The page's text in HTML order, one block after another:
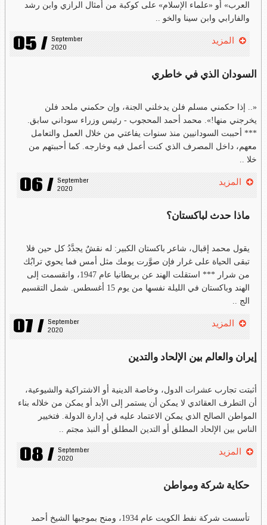
العرب» أو «علماء الإسلام» على كوكبة من أمثال الرازي وابن رشد
والفارابي وابن سينا والخو ..
05 / September
2020
المزيد
السودان الذي في خاطري
«.. إذا حكمني مسلم فلن يدخلني الجنة، وإن حكمني ملحد فلن
يخرجني منها!». محمد أحمد المحجوب - رئيس وزراء سوداني سابق.
*** أحببت السودانيين منذ سنوات يفاعتي من خلال العمل والتعامل
معهم، داخل المصرف الذي كنت أعمل فيه وخارجه. كما أحببتهم من
خلا ..
06 / September
2020
المزيد
ماذا حدث لباكستان؟
يقول محمد إقبال، شاعر باكستان الكبير: له نقشٌ يجدَّدُ كل حين فلا
تبقى الحياة على غرار فإن صوَّرت يومك مثل أمس فما يحوي ترابُك
من شرار *** استقلت الهند عن بريطانيا عام 1947، وانقسمت إلى
الهند وباكستان في الليلة نفسها من يوم 15 أغسطس. شمل التقسيم
الج ..
07 / September
2020
المزيد
إيران والعالم بين الإلحاد والتدين
أثبتت تجارب عشرات الدول، وخاصة الدينية أو الاشتراكية والشيوعية،
أن التطرف العقائدي لا يمكن أن يستمر إلى الأبد أو يمكن من خلاله بناء
المواطن الصالح الذي يمكن الاعتماد عليه في إدارة الدولة. فتخيير
الناس بين الإلحاد المطلق أو التدين المطلق أو النبذ مجتم ..
08 / September
2020
المزيد
حكاية شركة ومواطن
تأسست شركة نفط الكويت عام 1934، ومنح بموجبها الشيخ أحمد